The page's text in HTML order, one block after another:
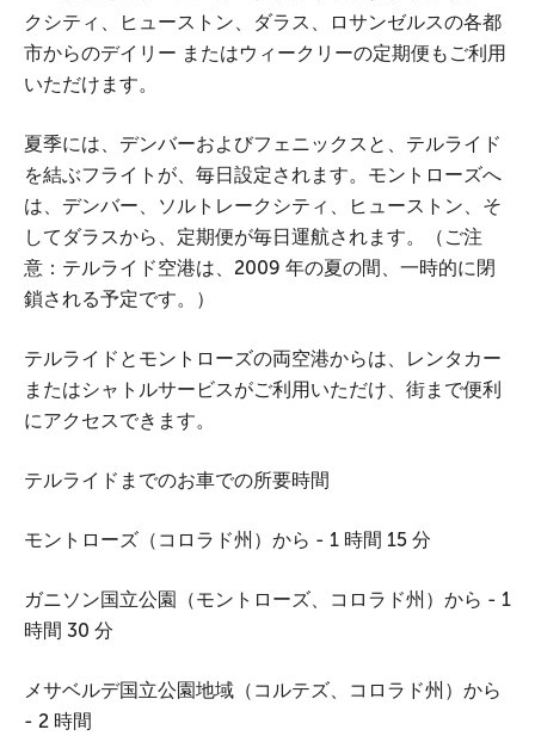
クシティ、ヒューストン、ダラス、ロサンゼルスの各都
市からのデイリー またはウィークリーの定期便もご利用
いただけます。
夏季には、デンバーおよびフェニックスと、テルライド
を結ぶフライトが、毎日設定されます。モントローズへ
は、デンバー、ソルトレークシティ、ヒューストン、そ
してダラスから、定期便が毎日運航されます。（ご注
意：テルライド空港は、2009 年の夏の間、一時的に閉
鎖される予定です。）
テルライドとモントローズの両空港からは、レンタカー
またはシャトルサービスがご利用いただけ、街まで便利
にアクセスできます。
テルライドまでのお車での所要時間
モントローズ（コロラド州）から - 1 時間 15 分
ガニソン国立公園（モントローズ、コロラド州）から - 1
時間 30 分
メサベルデ国立公園地域（コルテズ、コロラド州）から
- 2 時間